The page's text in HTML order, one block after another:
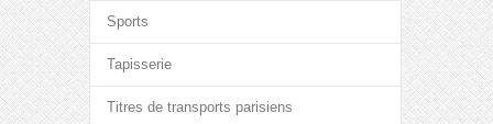
Sports
Tapisserie
Titres de transports parisiens